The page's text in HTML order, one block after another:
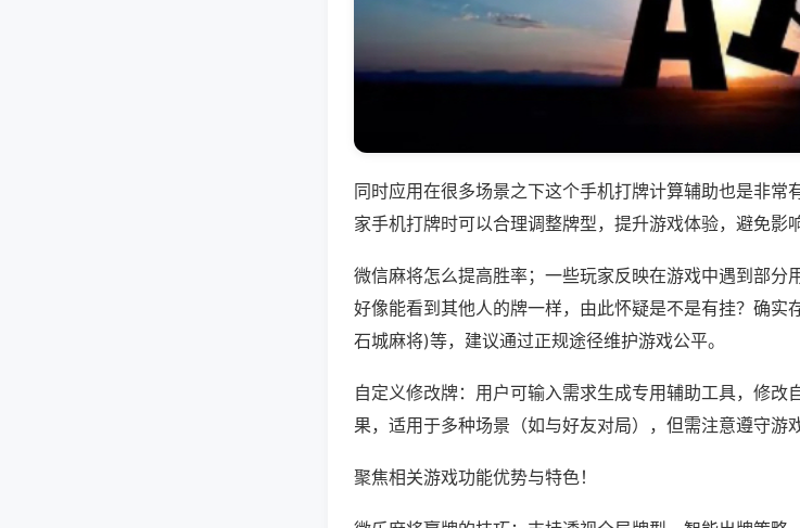
同时应用在很多场景之下这个手机打牌计算辅助也是非常
家手机打牌时可以合理调整牌型，提升游戏体验，避免影
微信麻将怎么提高胜率；一些玩家反映在游戏中遇到部分
好像能看到其他人的牌一样，由此怀疑是不是有挂？确实
石城麻将)等，建议通过正规途径维护游戏公平。
自定义修改牌：用户可输入需求生成专用辅助工具，修改
果，适用于多种场景（如与好友对局），但需注意遵守游
聚焦相关游戏功能优势与特色！